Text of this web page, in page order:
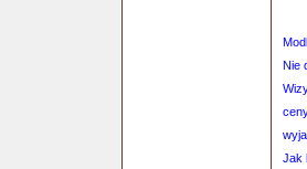
Nie
Jak